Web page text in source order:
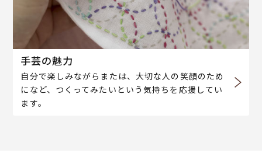
手芸の魅力
自分で楽しみながらまたは、大切な人の笑顔のため
になど、つくってみたいという気持ちを応援してい
ます。